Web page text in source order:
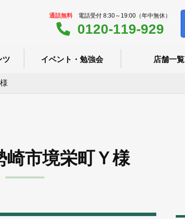
通話無料 電話受付 8:30～19:00（年中無休）
0120-119-929
ツ イベント・勉強会 店舗一覧
崎市境栄町Ｙ様